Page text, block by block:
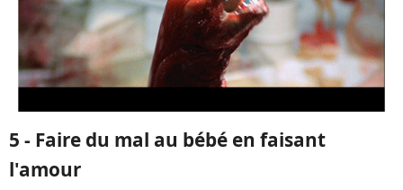
5 - Faire du mal au bébé en faisant
l'amour